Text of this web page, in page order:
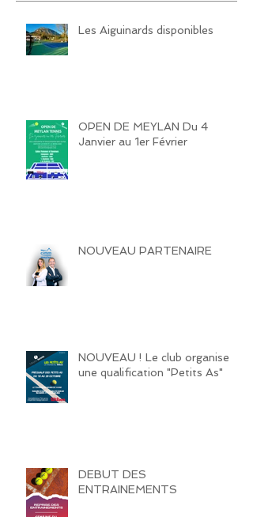
Les Aiguinards disponibles
OPEN DE MEYLAN Du 4
Janvier au 1er Février
NOUVEAU PARTENAIRE
NOUVEAU ! Le club organise
une qualification "Petits As"
DEBUT DES
ENTRAINEMENTS